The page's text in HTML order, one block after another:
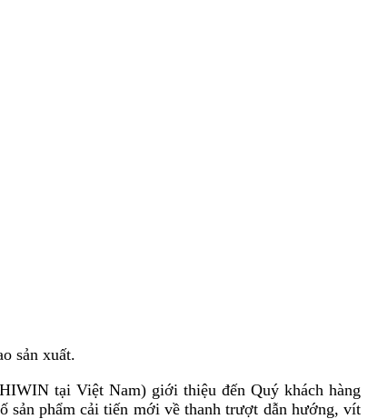
sản xuất.
tại Việt Nam) giới thiệu đến Quý khách hàng
sản phẩm cải tiến mới về thanh trượt dẫn hướng, vít